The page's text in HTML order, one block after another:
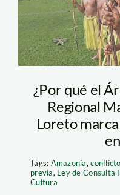
¿Por qué el
Regional
Loreto
Tags: Amazonía,
previa, Ley de Consulta
Cultura